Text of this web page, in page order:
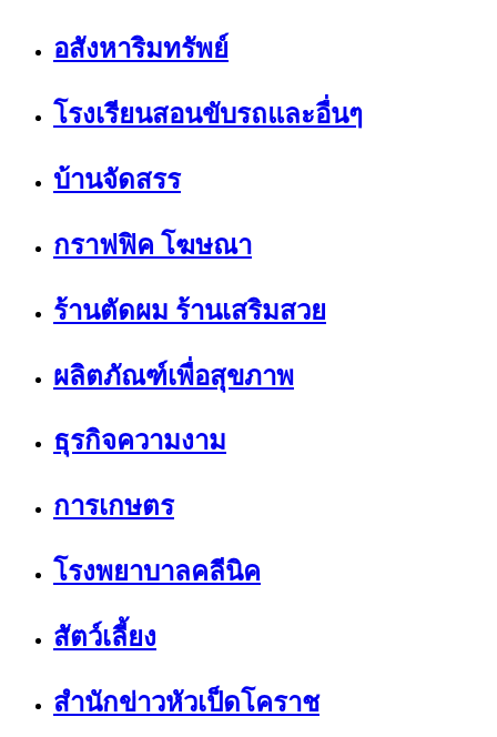
อสังหาริมทรัพย์
โรงเรียนสอนขับรถและอื่นๆ
บ้านจัดสรร
กราฟฟิค โฆษณา
ร้านตัดผม ร้านเสริมสวย
ผลิตภัณฑ์เพื่อสุขภาพ
ธุรกิจความงาม
การเกษตร
โรงพยาบาลคลีนิค
สัตว์เลี้ยง
สำนักข่าวหัวเป็ดโคราช